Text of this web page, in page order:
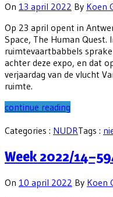
On 13 april 2022 By Koen
Op 23 april opent in
Space, The Human Quest.
ruimtevaartbabbels
achter deze expo, en dat
verjaardag van de vlucht
ruimte.
continue reading
Categories : NUDRTags :
Week 2022/
On 10 april 2022 By Koen